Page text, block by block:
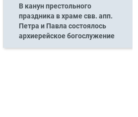
В канун престольного
праздника в храме свв. апп.
Петра и Павла состоялось
архиерейское богослужение